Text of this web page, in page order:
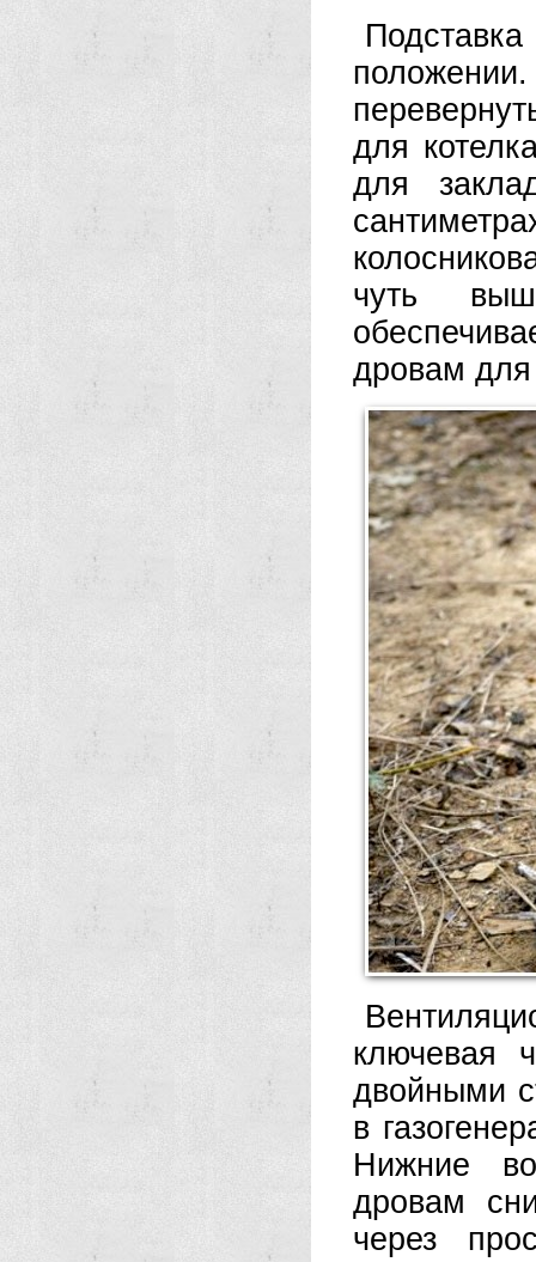
для
для
чуть
дровам для
ключевая
двойными
в
Нижние
дровам
через